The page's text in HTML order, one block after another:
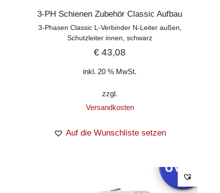
3-PH Schienen Zubehör Classic Aufbau
3-Phasen Classic L-Verbinder N-Leiter außen,
Schutzleiter innen, schwarz
€ 43,08
inkl. 20 % MwSt.
zzgl.
Versandkosten
Auf die Wunschliste setzen